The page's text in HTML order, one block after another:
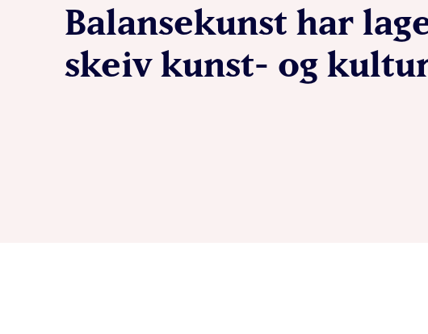
Balansekunst har
skeiv kunst- og